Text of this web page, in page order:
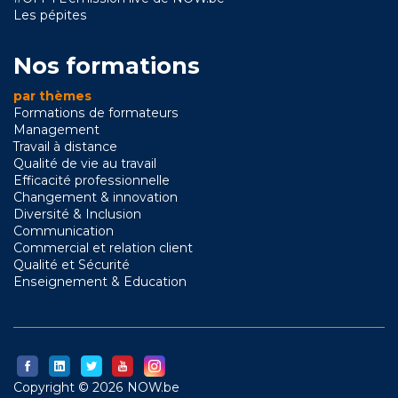
Les pépites
Nos formations
par thèmes
Formations de formateurs
Management
Travail à distance
Qualité de vie au travail
Efficacité professionnelle
Changement & innovation
Diversité & Inclusion
Communication
Commercial et relation client
Qualité et Sécurité
Enseignement & Education
Copyright © 2026 NOW.be